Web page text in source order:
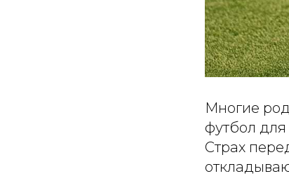
Многие
футбол
Страх